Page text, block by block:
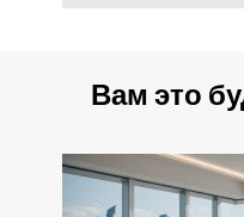
Вам это